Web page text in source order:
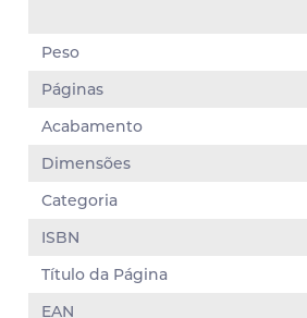
Peso
Páginas
Acabamento
Dimensões
Categoria
ISBN
Título da Página
EAN